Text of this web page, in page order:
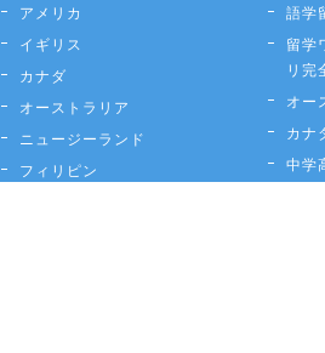
アメリカ
イギリス
カナダ
オーストラリア
ニュージーランド
フィリピン
語学
留学
リ完
オー
カナ
中学